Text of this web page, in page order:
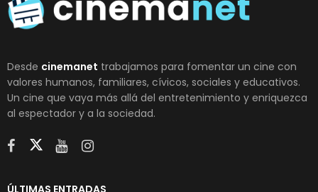
Desde cinemanet trabajamos para fomentar un cine con
valores humanos, familiares, cívicos, sociales y educativos.
Un cine que vaya más allá del entretenimiento y enriquezca
al espectador y a la sociedad.
ÚLTIMAS ENTRADAS